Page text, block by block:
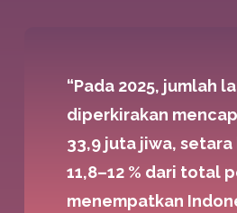
“Pada 2025, jumlah
diperkirakan
33,9 juta jiwa,
11,8–12 % dari total
menempatkan